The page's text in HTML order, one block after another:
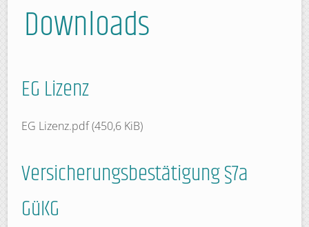
Downloads
EG Lizenz
EG Lizenz.pdf(450,6 KiB)
Versicherungsbestätigung §7a
GüKG